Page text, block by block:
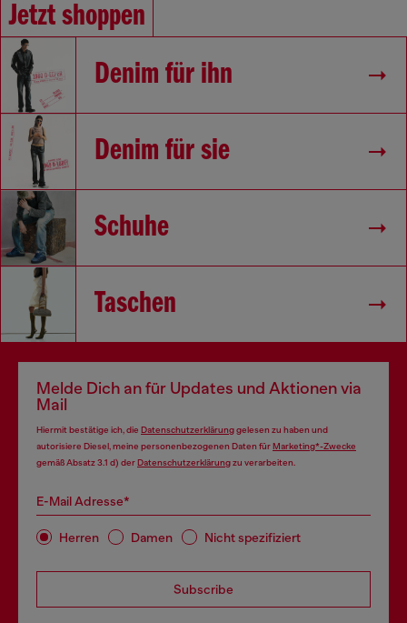
Jetzt shoppen
Denim für ihn
Denim für sie
Schuhe
Taschen
Melde Dich an für Updates und Aktionen via
Mail
Hiermit bestätige ich, die Datenschutzerklärunggelesen zu haben und
autorisiere Diesel, meine personenbezogenen Daten fürMarketing*-Zwecke
gemäß Absatz 3.1 d) derDatenschutzerklärungzu verarbeiten.
E-Mail Adresse*
Herren Damen Nicht spezifiziert
Subscribe